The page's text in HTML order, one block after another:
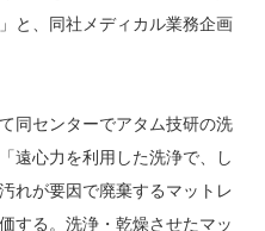
と、同社メディカル業務企画
同センターでアタム技研の洗
遠心力を利用した洗浄で、し
れが要因で廃棄するマットレ
する。洗浄・乾燥させたマッ